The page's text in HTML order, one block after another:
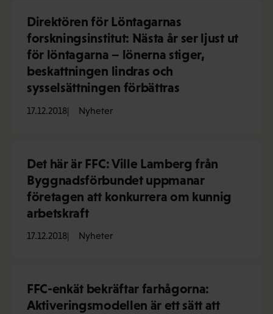
Direktören för Löntagarnas
forskningsinstitut: Nästa år ser ljust ut
för löntagarna – lönerna stiger,
beskattningen lindras och
sysselsättningen förbättras
17.12.2018 Nyheter
Det här är FFC: Ville Lamberg från
Byggnadsförbundet uppmanar
företagen att konkurrera om kunnig
arbetskraft
17.12.2018 Nyheter
FFC-enkät bekräftar farhågorna:
Aktiveringsmodellen är ett sätt att